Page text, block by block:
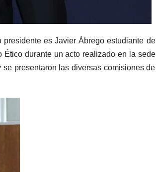
es Javier Ábrego estudiante de
Ético durante un acto realizado en la sede
presentaron las diversas comisiones de